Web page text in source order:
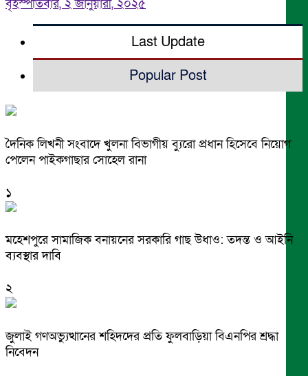
বৃহস্পতিবার, ২ জানুয়ারী, ২০২৫
Last Update
Popular Post
দৈনিক লিখনী সংবাদে খুলনা বিভাগীয় ব্যুরো প্রধান হিসেবে নিয়োগ
পেলেন পাইকগাছার সোহেল রানা
১
মহেশপুরে সামাজিক বনায়নের সরকারি গাছ উধাও: তদন্ত ও আইনি
ব্যবস্থার দাবি
২
জুলাই গণঅভ্যুত্থানের শহিদদের প্রতি ফুলবাড়িয়া বিএনপির শ্রদ্ধা
নিবেদন